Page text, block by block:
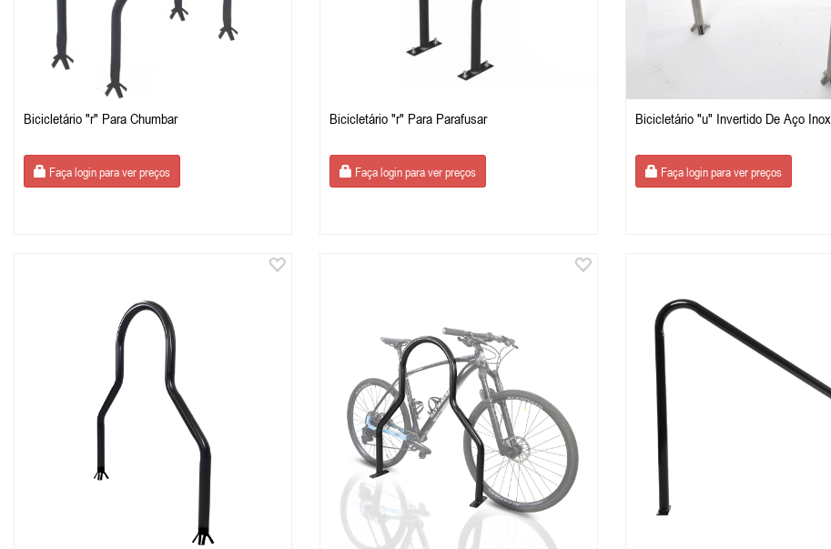
Bicicletário "r" Para Chumbar
Faça login para ver preços
Bicicletário "r" Para Parafusar
Faça login para ver preços
Bicicletário "u" Invertido De Aço Inox
Faça login para ver preços